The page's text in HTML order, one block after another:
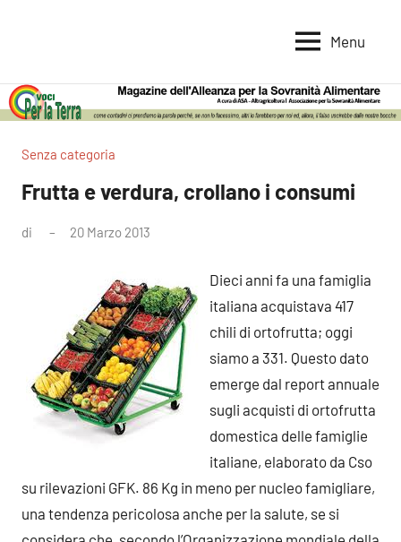
per
la
Terra
per
la
Alimentare
Menu
Senza categoria
Frutta e verdura, crollano i consumi
di 20 Marzo 2013
Dieci anni fa una famiglia
italiana acquistava 417
chili di ortofrutta; oggi
siamo a 331. Questo dato
emerge dal report annuale
sugli acquisti di ortofrutta
domestica delle famiglie
italiane, elaborato da Cso
su rilevazioni GFK. 86 Kg in meno per nucleo famigliare,
una tendenza pericolosa anche per la salute, se si